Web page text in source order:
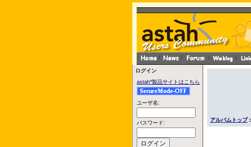
ログイン
astah*製品サイトはこちら
ユーザ名:
パスワード: アルバムトップ: